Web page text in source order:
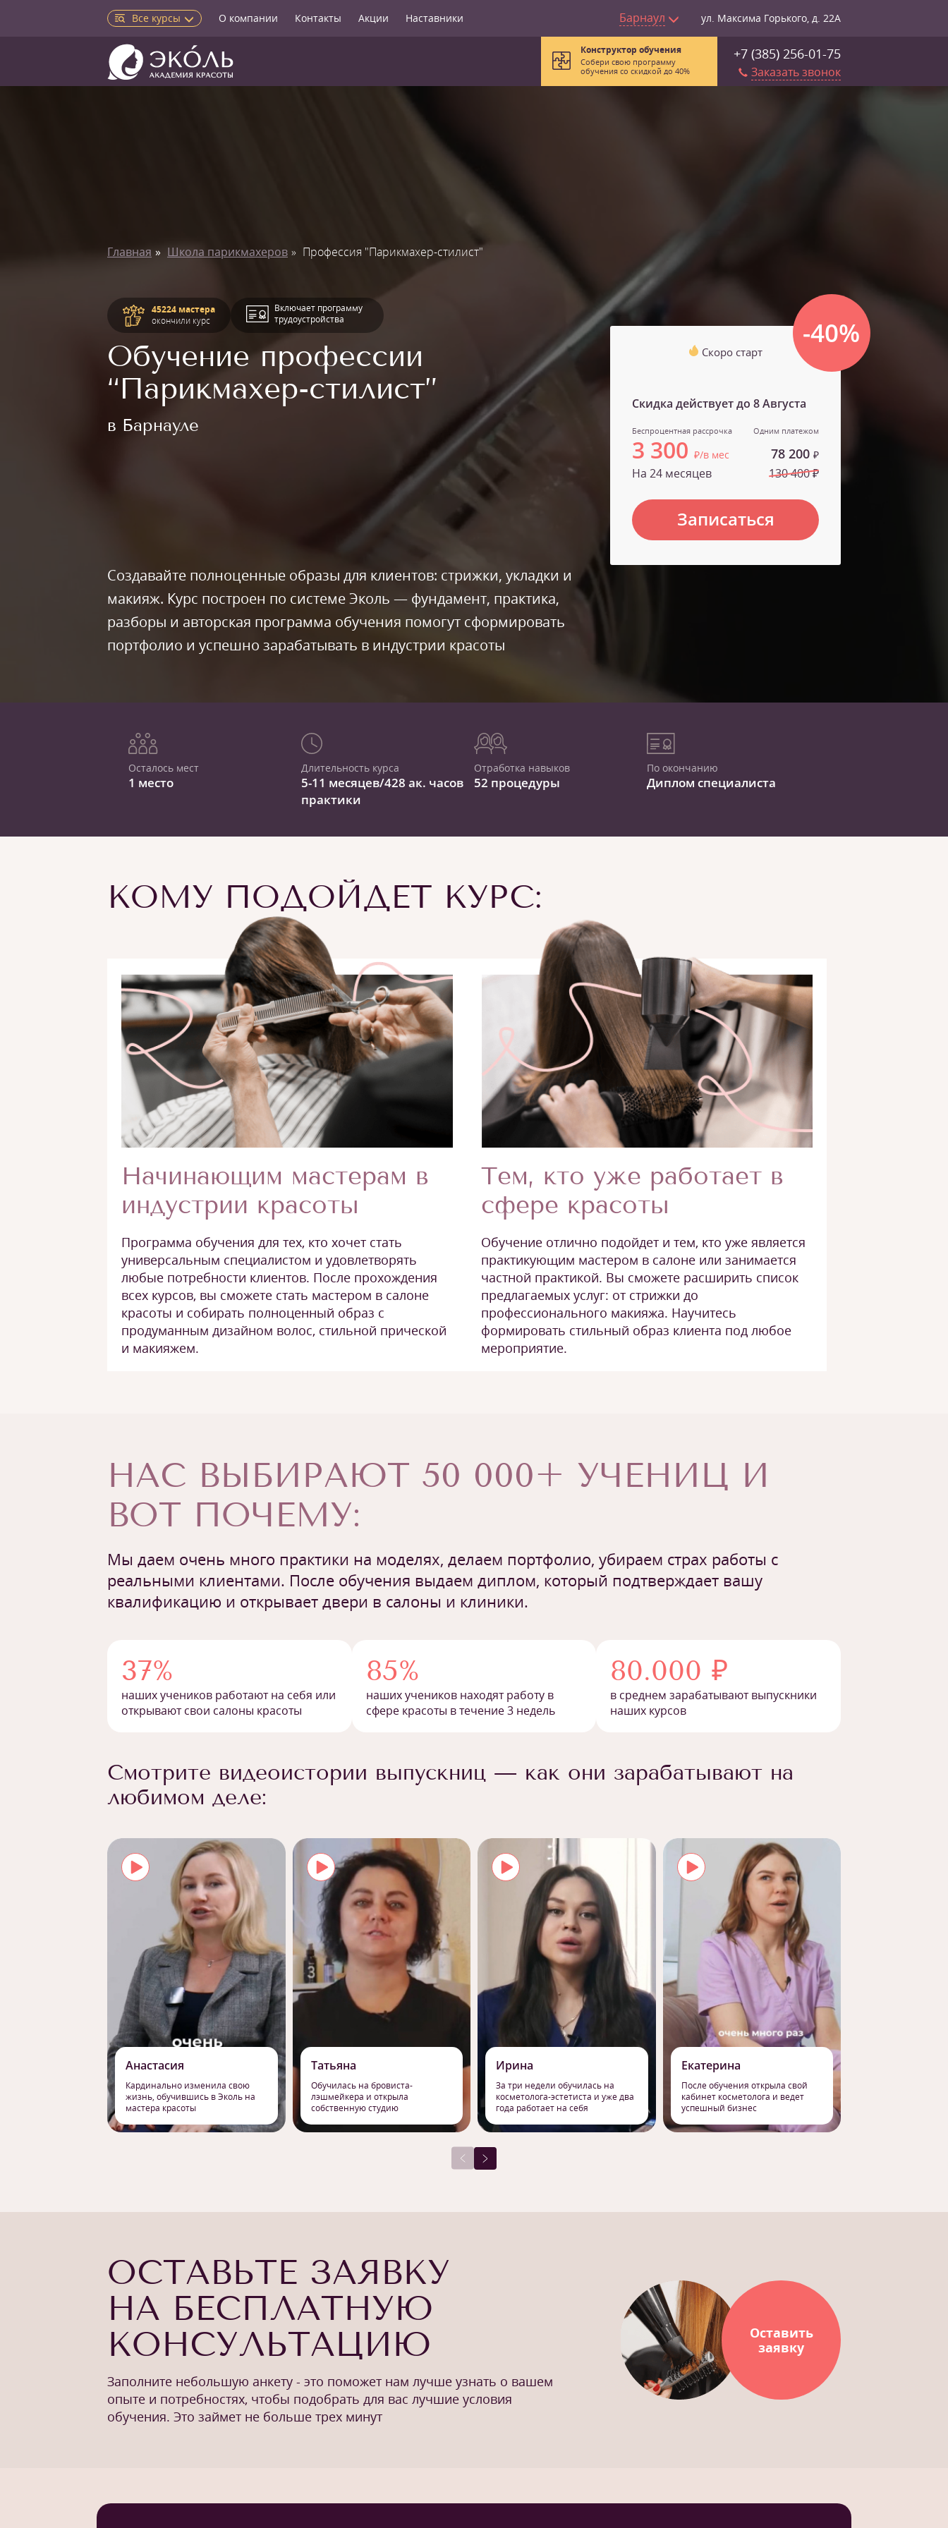
Все курсы О компании Контакты Акции Наставники Барнаул ул. Максима Горького, д. 22А
+7 (385) 256-01-75
Заказать звонок
Конструктор обучения
Собери свою программу
обучения со скидкой до 40%
Главная Школа парикмахеров Профессия "Парикмахер-стилист"
45224 мастера
окончили курс
Включает программу
трудоустройства
Обучение профессии
“Парикмахер-стилист”
в Барнауле
Создавайте полноценные образы для клиентов: стрижки, укладки и
макияж. Курс построен по системе Эколь — фундамент, практика,
разборы и авторская программа обучения помогут сформировать
портфолио и успешно зарабатывать в индустрии красоты
-40%
Скоро старт
Скидка действует до8 Августа
Беспроцентная рассрочка
3 300₽/в мес
На 24 месяцев
Одним платежом
78 200 ₽
130 400 ₽
Записаться
Осталось мест
1 место
Длительность курса
5-11 месяцев/428 ак. часов
практики
Отработка навыков
52 процедуры
По окончанию
Диплом специалиста
КОМУ ПОДОЙДЕТ КУРС:
Начинающим мастерам в
индустрии красоты
Программа обучения для тех, кто хочет стать
универсальным специалистом и удовлетворять
любые потребности клиентов. После прохождения
всех курсов, вы сможете стать мастером в салоне
красоты и собирать полноценный образ с
продуманным дизайном волос, стильной прической
и макияжем.
Тем, кто уже работает в
сфере красоты
Обучение отлично подойдет и тем, кто уже является
практикующим мастером в салоне или занимается
частной практикой. Вы сможете расширить список
предлагаемых услуг: от стрижки до
профессионального макияжа. Научитесь
формировать стильный образ клиента под любое
мероприятие.
НАС ВЫБИРАЮТ 50 000+ УЧЕНИЦ И
ВОТ ПОЧЕМУ:
Мы даем очень много практики на моделях, делаем портфолио, убираем страх работы с
реальными клиентами. После обучения выдаем диплом, который подтверждает вашу
квалификацию и открывает двери в салоны и клиники.
37%
наших учеников работают на себя или
открывают свои салоны красоты
85%
наших учеников находят работу в
сфере красоты в течение 3 недель
80.000 ₽
в среднем зарабатывают выпускники
наших курсов
Смотрите видеоистории выпускниц — как они зарабатывают на
любимом деле:
Анастасия
Кардинально изменила свою
жизнь, обучившись в Эколь на
мастера красоты
Татьяна
Обучилась на бровиста-
лэшмейкера и открыла
собственную студию
Ирина
За три недели обучилась на
косметолога-эстетиста и уже два
года работает на себя
Екатерина
После обучения открыла свой
кабинет косметолога и ведет
успешный бизнес
ОСТАВЬТЕ ЗАЯВКУ
НА БЕСПЛАТНУЮ
КОНСУЛЬТАЦИЮ
Заполните небольшую анкету - это поможет нам лучше узнать о вашем
опыте и потребностях, чтобы подобрать для вас лучшие условия
обучения. Это займет не больше трех минут
Оставить
заявку